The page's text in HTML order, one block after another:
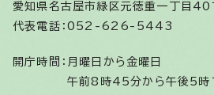
愛知県名古屋市緑区元徳重一丁目
代表電話：052-626-5443
開庁時間： 月曜日から金曜日
午前8時45分から午後5時